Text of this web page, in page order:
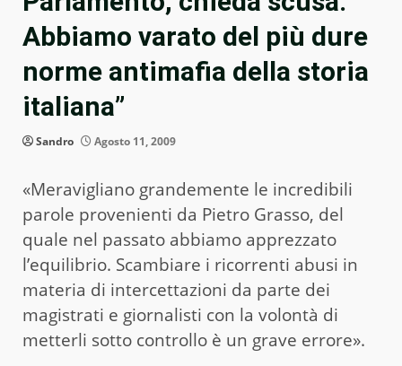
Abbiamo varato del più dure
norme antimafia della storia
italiana”
Sandro Agosto 11, 2009
«Meravigliano grandemente le incredibili
parole provenienti da Pietro Grasso, del
quale nel passato abbiamo apprezzato
l’equilibrio. Scambiare i ricorrenti abusi in
materia di intercettazioni da parte dei
magistrati e giornalisti con la volontà di
metterli sotto controllo è un grave errore».